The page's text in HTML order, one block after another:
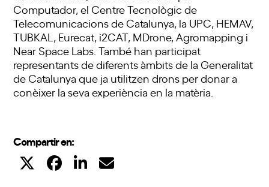
Computador, el Centre Tecnològic de
Telecomunicacions de Catalunya, la UPC, HEMAV,
TUBKAL, Eurecat, i2CAT, MDrone, Agromapping i
Near Space Labs. També han participat
representants de diferents àmbits de la Generalitat
de Catalunya que ja utilitzen drons per donar a
conèixer la seva experiència en la matèria.
Compartir en: